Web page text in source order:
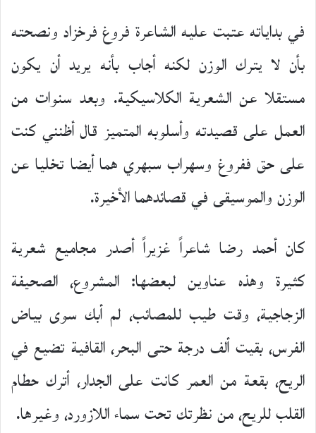
في بداياته عتبت عليه الشاعرة فروغ فرخزاد ونصحته
بأن لا يترك الوزن لكنه أجاب بأنه يريد أن يكون
مستقلا عن الشعرية الكلاسيكية. وبعد سنوات من
العمل على قصيدته وأسلوبه المتميز قال أظنني كنت
على حق ففروغ وسهراب سبهري هما أيضا تخليا عن
الوزن والموسيقى في قصائدهما الأخيرة.
كان أحمد رضا شاعراً غزيراً أصدر مجاميع شعرية
کثیرة وهذه عناوين لبعضها: المشروع، الصحيفة
الزجاجية، وقت طيب للمصائب، لم أبك سوى بياض
الفرس، بقيت ألف درجة حتى البحر، القافية تضيع في
الريح، بقعة من العمر كانت على الجدار، أترك حطام
القلب للريح، من نظرتك تحت سماء اللازورد، وغيرها.